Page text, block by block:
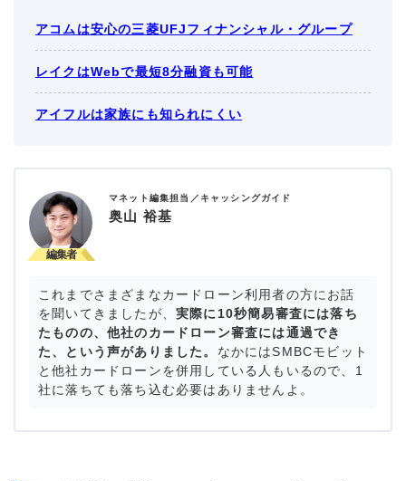
アコムは安心の三菱UFJフィナンシャル・グループ
レイクはWebで最短8分融資も可能
アイフルは家族にも知られにくい
マネット編集担当／キャッシングガイド
奥山 裕基
これまでさまざまなカードローン利用者の方にお話
を聞いてきましたが、 実際に10秒簡易審査には落ち
たものの、他社のカードローン審査には通過でき
た、という声がありました。 なかにはSMBCモビット
と他社カードローンを併用している人もいるので、1
社に落ちても落ち込む必要はありませんよ。